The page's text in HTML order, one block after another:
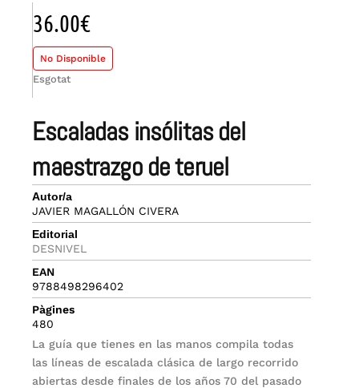
escaladas insólitas del
maestrazgo de teruel
Autor/a
JAVIER MAGALLÓN CIVERA
Editorial
DESNIVEL
EAN
9788498296402
Pàgines
480
La guía que tienes en las manos compila todas
las líneas de escalada clásica de largo recorrido
abiertas desde finales de los años 70 del pasado
36.00€
No Disponible
Esgotat